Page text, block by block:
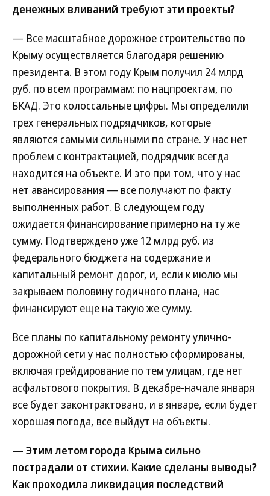
денежных вливаний требуют эти проекты?
— Все масштабное дорожное строительство по
Крыму осуществляется благодаря решению
президента. В этом году Крым получил 24 млрд
руб. по всем программам: по нацпроектам, по
БКАД. Это колоссальные цифры. Мы определили
трех генеральных подрядчиков, которые
являются самыми сильными по стране. У нас нет
проблем с контрактацией, подрядчик всегда
находится на объекте. И это при том, что у нас
нет авансирования — все получают по факту
выполненных работ. В следующем году
ожидается финансирование примерно на ту же
сумму. Подтверждено уже 12 млрд руб. из
федерального бюджета на содержание и
капитальный ремонт дорог, и, если к июлю мы
закрываем половину годичного плана, нас
финансируют еще на такую же сумму.
Все планы по капитальному ремонту улично-
дорожной сети у нас полностью сформированы,
включая грейдирование по тем улицам, где нет
асфальтового покрытия. В декабре-начале января
все будет законтрактовано, и в январе, если будет
хорошая погода, все выйдут на объекты.
— Этим летом города Крыма сильно
пострадали от стихии. Какие сделаны выводы?
Как проходила ликвидация последствий